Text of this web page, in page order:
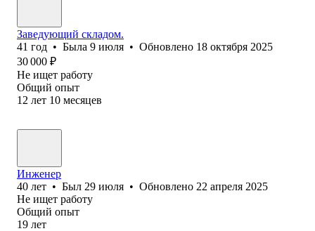
Заведующий складом.
41 год • Была 9 июля • Обновлено 18 октября 2025
30 000 ₽
Не ищет работу
Общий опыт
12 лет 10 месяцев
Инженер
40 лет • Был 29 июля • Обновлено 22 апреля 2025
Не ищет работу
Общий опыт
19 лет